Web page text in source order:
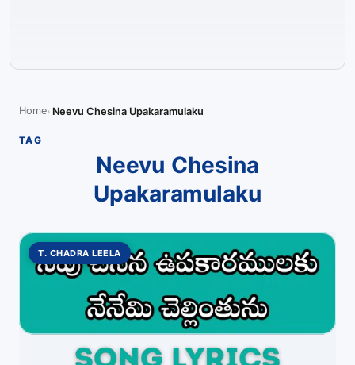
Home Neevu Chesina Upakaramulaku
TAG
Neevu Chesina
Upakaramulaku
T. CHADRA LEELA